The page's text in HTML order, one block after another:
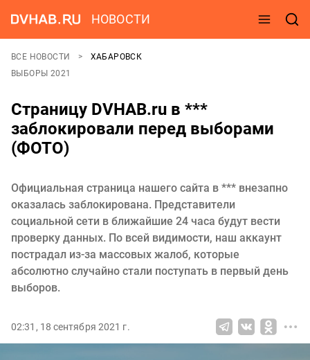
НОВОСТИ
ВСЕ НОВОСТИ
ХАБАРОВСК
ВЫБОРЫ 2021
Страницу DVHAB.ru в ***
заблокировали перед выборами
(ФОТО)
Официальная страница нашего сайта в *** внезапно
оказалась заблокирована. Представители
социальной сети в ближайшие 24 часа будут вести
проверку данных. По всей видимости, наш аккаунт
пострадал из-за массовых жалоб, которые
абсолютно случайно стали поступать в первый день
выборов.
02:31, 18 сентября 2021 г.